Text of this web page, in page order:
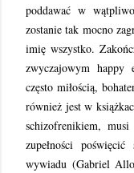
poddawać w
zostanie tak mocno
imię wszystko.
zwyczajowym happy
często miłością,
również jest w
schizofrenikiem,
zupełności
wywiadu (Gabriel